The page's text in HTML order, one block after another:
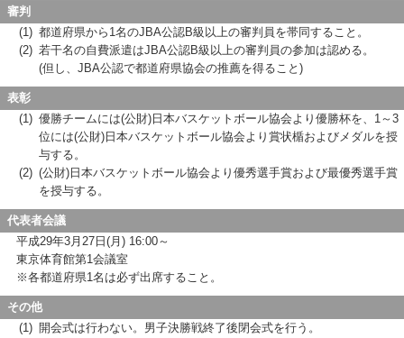
審判
(1) 都道府県から1名のJBA公認B級以上の審判員を帯同すること。
(2) 若干名の自費派遣はJBA公認B級以上の審判員の参加は認める。
(但し、JBA公認で都道府県協会の推薦を得ること)
表彰
(1) 優勝チームには(公財)日本バスケットボール協会より優勝杯を、1～3
位には(公財)日本バスケットボール協会より賞状楯およびメダルを授
与する。
(2) (公財)日本バスケットボール協会より優秀選手賞および最優秀選手賞
を授与する。
代表者会議
平成29年3月27日(月) 16:00～
東京体育館第1会議室
※各都道府県1名は必ず出席すること。
その他
(1) 開会式は行わない。男子決勝戦終了後閉会式を行う。